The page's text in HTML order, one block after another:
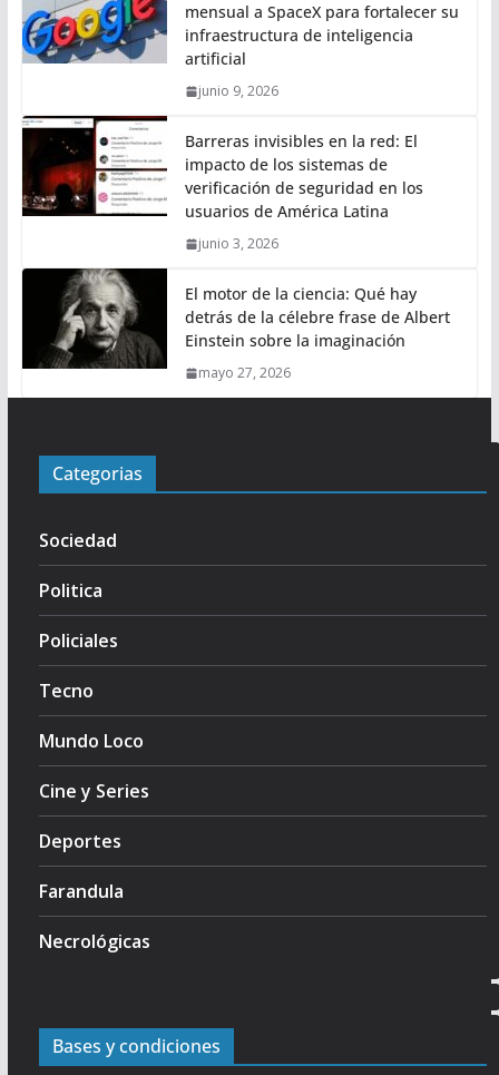
mensual a SpaceX para fortalecer su
infraestructura de inteligencia
artificial
junio 9, 2026
Barreras invisibles en la red: El
impacto de los sistemas de
verificación de seguridad en los
usuarios de América Latina
junio 3, 2026
El motor de la ciencia: Qué hay
detrás de la célebre frase de Albert
Einstein sobre la imaginación
mayo 27, 2026
Categorias
Sociedad
Politica
Policiales
Tecno
Mundo Loco
Cine y Series
Deportes
Farandula
Necrológicas
Bases y condiciones